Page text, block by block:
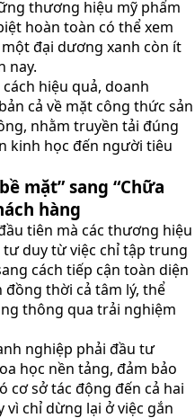
thương hiệu mỹ phẩm
hoàn toàn có thể xem
đại dương xanh còn ít
nay.
hiệu quả, doanh
cả về mặt công thức sản
nhằm truyền tải đúng
kinh học đến người tiêu
mặt” sang “Chữa
hàng
tiên mà các thương hiệu
duy từ việc chỉ tập trung
cách tiếp cận toàn diện
thời cả tâm lý, thể
thông qua trải nghiệm
nghiệp phải đầu tư
học nền tảng, đảm bảo
cơ sở tác động đến cả hai
vì chỉ dừng lại ở việc gắn